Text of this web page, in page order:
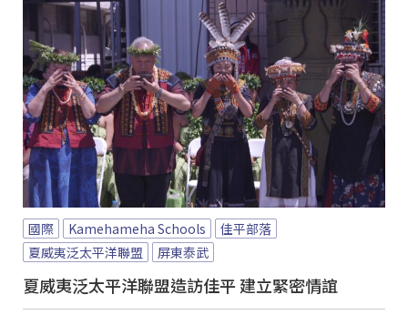
國際 Kamehameha Schools
佳平部落
夏威夷泛太平洋聯盟
屏東泰武
夏威夷泛太平洋聯盟造訪佳平 建立緊密情誼